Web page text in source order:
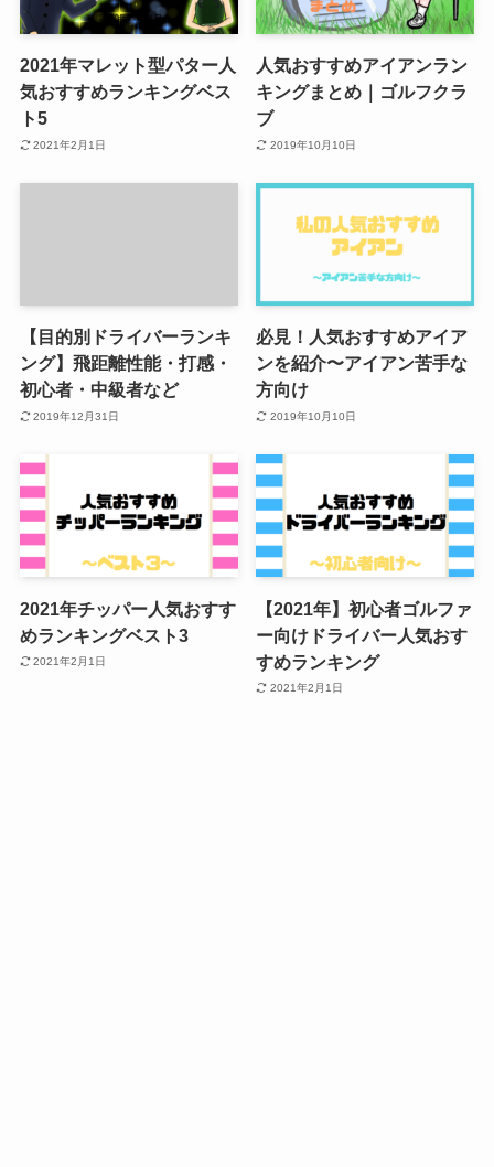
2021年マレット型パター人
気おすすめランキングベス
ト5
2021年2月1日
人気おすすめアイアンラン
キングまとめ｜ゴルフクラ
ブ
2019年10月10日
【目的別ドライバーランキ
ング】飛距離性能・打感・
初心者・中級者など
2019年12月31日
必見！人気おすすめアイア
ンを紹介〜アイアン苦手な
方向け
2019年10月10日
2021年チッパー人気おすす
めランキングベスト3
2021年2月1日
【2021年】初心者ゴルファ
ー向けドライバー人気おす
すめランキング
2021年2月1日